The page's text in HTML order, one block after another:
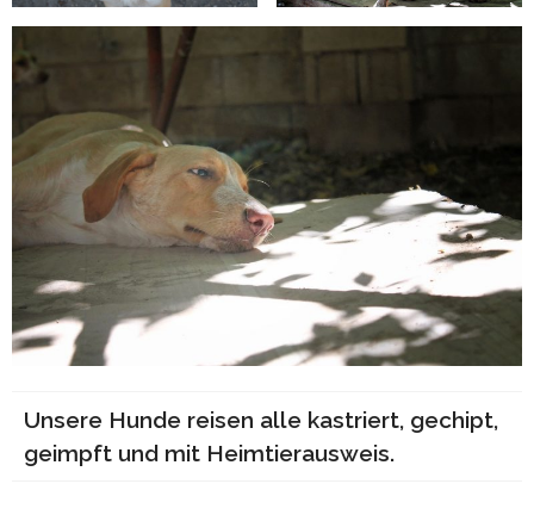
Unsere Hunde reisen alle kastriert, gechipt,
geimpft und mit Heimtierausweis.